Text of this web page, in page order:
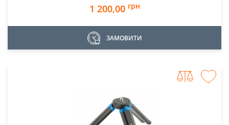
1 200,00 грн
ЗАМОВИТИ